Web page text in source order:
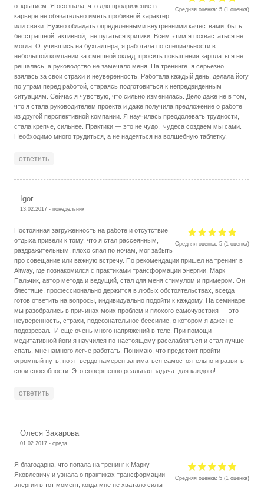
Средняя оценка:5 (1 оценка)
открытием. Я осознала, что для продвижение в
карьере не обязательно иметь пробивной характер
или связи. Нужно обладать определенными внутренними качествами, быть
бесстрашной, активной, не пугаться критики. Всем этим я похвастаться не
могла. Отучившись на бухгалтера, я работала по специальности в
небольшой компании за смешной оклад, просить повышения зарплаты я не
решалась, а руководство не замечало меня. На тренинге я серьезно
взялась за свои страхи и неуверенность. Работала каждый день, делала йогу
по утрам перед работой, стараясь подготовиться к непредвиденным
ситуациям. Сейчас я чувствую, что сильно изменилась. Дело даже не в том,
что я стала руководителем проекта и даже получила предложение о работе
из другой перспективной компании. Я научилась преодолевать трудности,
стала крепче, сильнее. Практики — это не чудо, чудеса создаем мы сами.
Необходимо много трудиться, а не надеяться на волшебную таблетку.
ответить
Igor
13.02.2017 - понедельник
Средняя оценка:5 (1 оценка)
Постоянная загруженность на работе и отсутствие
отдыха привели к тому, что я стал рассеянным,
раздражительным, плохо спал по ночам, мог забыть
про совещание или важную встречу. По рекомендации пришел на тренинг в
Altway, где познакомился с практиками трансформации энергии. Марк
Пальчик, автор метода и ведущий, стал для меня стимулом и примером. Он
блестяще, профессионально держится в любых обстоятельствах, всегда
готов ответить на вопросы, индивидуально подойти к каждому. На семинаре
мы разобрались в причинах моих проблем и плохого самочувствия — это
неуверенность, страхи, подсознательное бессилие, о котором я даже не
подозревал. И еще очень много напряжений в теле. При помощи
медитативной йоги я научился по-настоящему расслабляться и стал лучше
спать, мне намного легче работать. Понимаю, что предстоит пройти
огромный путь, но я твердо намерен заниматься самостоятельно и развить
свои способности. Это совершенно реальная задача для каждого!
ответить
Олеся Захарова
01.02.2017 - среда
Средняя оценка:5 (1 оценка)
Я благодарна, что попала на тренинг к Марку
Яковлевичу и узнала о практиках трансформации
энергии в тот момент, когда мне не хватало силы